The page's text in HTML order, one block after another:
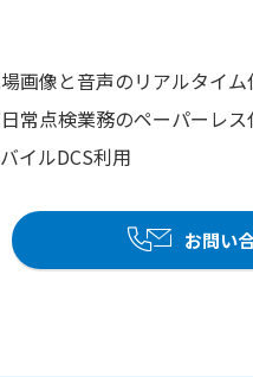
画像と音声のリアルタイム
常点検業務のペーパーレス
イルDCS利用
お問い